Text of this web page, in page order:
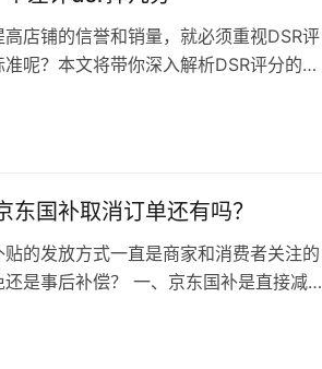
店铺的信誉和销量，就必须重视DSR评
呢？本文将带你深入解析DSR评分的奥
国补取消订单还有吗？
的发放方式一直是商家和消费者关注的
是事后补偿？ 一、京东国补是直接减还